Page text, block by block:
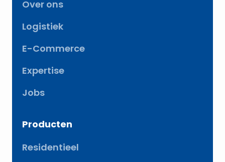
Over ons
Logistiek
E-Commerce
Expertise
Jobs
Producten
Residentieel